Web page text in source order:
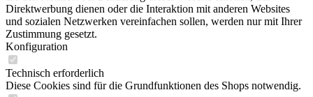
Direktwerbung dienen oder die Interaktion mit anderen Websites
und sozialen Netzwerken vereinfachen sollen, werden nur mit Ihrer
Zustimmung gesetzt.
Konfiguration
Technisch erforderlich
Diese Cookies sind für die Grundfunktionen des Shops notwendig.